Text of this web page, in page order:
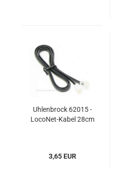
Uhlenbrock 62015 -
LocoNet-Kabel 28cm
3,65 EUR